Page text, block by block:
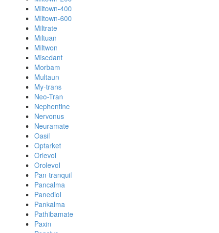
Miltown-400
Miltown-600
Miltrate
Miltuan
Miltwon
Misedant
Morbam
Multaun
My-trans
Neo-Tran
Nephentine
Nervonus
Neuramate
Oasil
Optarket
Orlevol
Orolevol
Pan-tranquil
Pancalma
Panediol
Pankalma
Pathibamate
Paxin